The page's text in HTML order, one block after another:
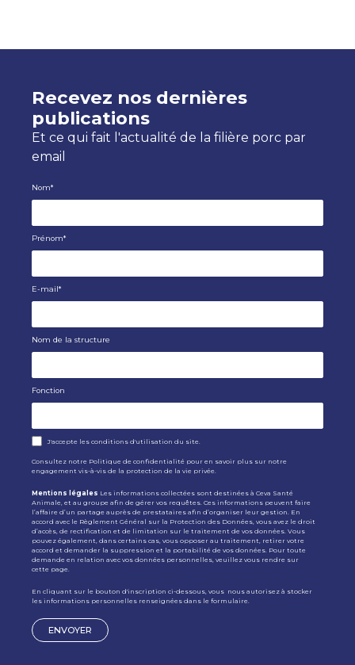
Recevez nos dernières
publications
Et ce qui fait l'actualité de la filière porc par
email
Nom*
Prénom*
E-mail*
Nom de la structure
Fonction
J'accepte les conditions d'utilisation du site.
Consultez notre Politique de confidentialité pour en savoir plus sur notre
engagement vis-à-vis de la protection de la vie privée.
Mentions légales Les informations collectées sont destinées à Ceva Santé
Animale, et au groupe afin de gérer vos requêtes. Ces informations peuvent faire
l’affaire d’un partage auprès de prestataires afin d’organiser leur gestion. En
accord avec le Règlement Général sur la Protection des Données, vous avez le droit
d’accès, de rectification et de limitation sur le traitement de vos données. Vous
pouvez également, dans certains cas, vous opposer au traitement, retirer votre
accord et demander la suppression et la portabilité de vos données. Pour toute
demande en relation avec vos données personnelles, veuillez vous rendre sur
cette page.
En cliquant sur le bouton d'inscription ci-dessous, vous nous autorisez à stocker
les informations personnelles renseignées dans le formulaire.